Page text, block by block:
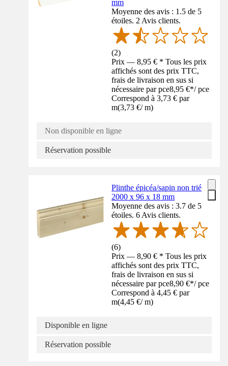
mm
Moyenne des avis : 1.5 de 5
étoiles. 2 Avis clients.
(2)
Prix — 8,95 € * Tous les prix
affichés sont des prix TTC,
frais de livraison en sus si
nécessaire par pce8,95 €*/ pce
Correspond à 3,73 € par
m(3,73 €/ m)
Non disponible en ligne
Réservation possible
Plinthe épicéa/sapin non trié
2000 x 96 x 18 mm
Moyenne des avis : 3.7 de 5
étoiles. 6 Avis clients.
(6)
Prix — 8,90 € * Tous les prix
affichés sont des prix TTC,
frais de livraison en sus si
nécessaire par pce8,90 €*/ pce
Correspond à 4,45 € par
m(4,45 €/ m)
Disponible en ligne
Réservation possible